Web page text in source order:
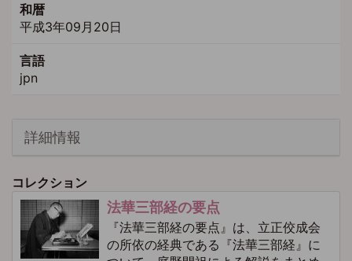
和暦
平成3年09月20日
言語
jpn
詳細情報
コレクション
法華三部経の要点
『法華三部経の要点』は、立正佼成会
の所依の経典である『法華三部経』に